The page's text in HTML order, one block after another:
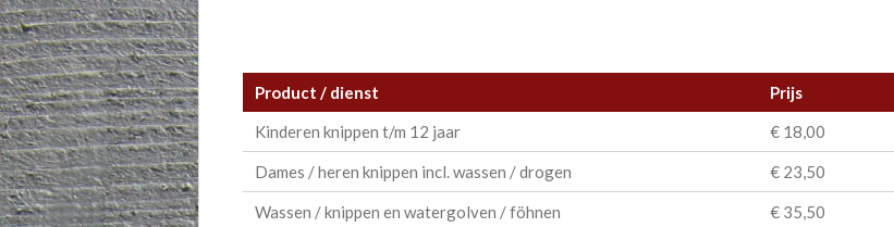
Product / dienst
Prijs
Kinderen knippen t/m 12 jaar
€ 18,00
Dames / heren knippen incl. wassen / drogen € 23,50
Wassen / knippen en watergolven / föhnen € 35,50